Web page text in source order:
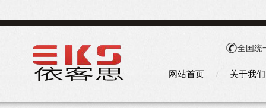
全国统
网站首页 关于我们